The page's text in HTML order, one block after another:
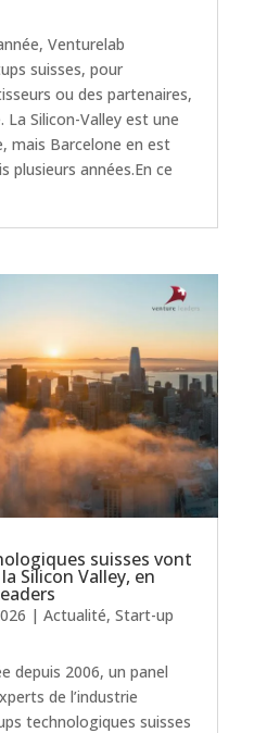
Venturelab
suisses, pour
ou des partenaires,
Silicon-Valley est une
mais Barcelone en est
plusieurs années.En ce
suisses vont
Silicon Valley, en
| Actualité, Start-up
depuis 2006, un panel
de l’industrie
technologiques suisses